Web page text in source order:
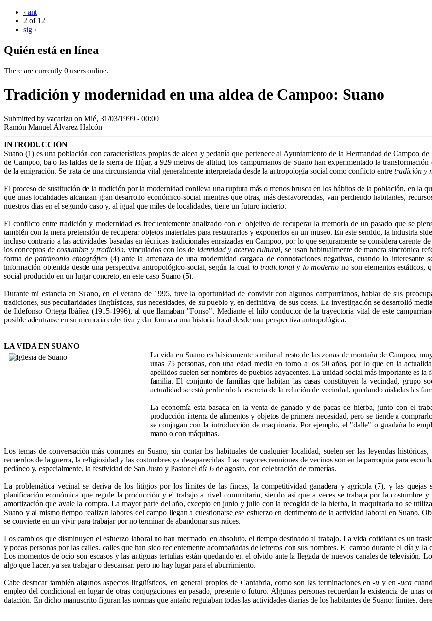
‹ ant
2 of 12
sig ›
Quién está en línea
There are currently 0 users online.
Tradición y modernidad en una aldea de Campoo: Suano
Submitted by vacarizu on Mié, 31/03/1999 - 00:00
Ramón Manuel Álvarez Halcón
INTRODUCCIÓN
Suano (1) es una población con características propias de aldea y pedanía que pertenece al Ayuntamiento de la Hermandad de Campoo
de Campoo, bajo las faldas de la sierra de Híjar, a 929 metros de altitud, los campurrianos de Suano han experimentado la
de la emigración. Se trata de una circunstancia vital generalmente interpretada desde la antropología social como conflicto entre tradición y
El proceso de sustitución de la tradición por la modernidad conlleva una ruptura más o menos brusca en los hábitos de la población, en la
que unas localidades alcanzan gran desarrollo económico-social mientras que otras, más desfavorecidas, van perdiendo habitantes,
nuestros días en el segundo caso y, al igual que miles de localidades, tiene un futuro incierto.
El conflicto entre tradición y modernidad es frecuentemente analizado con el objetivo de recuperar la memoria de un pasado que se
también con la mera pretensión de recuperar objetos materiales para restaurarlos y exponerlos en un museo. En este sentido, la industria
incluso contrario a las actividades basadas en técnicas tradicionales enraizadas en Campoo, por lo que seguramente se considera carente
los conceptos decostumbre y tradición, vinculados con los de identidad y acervo cultural, se usan habitualmente de manera sincrónica
forma de patrimonio etnográfico(4) ante la amenaza de una modernidad cargada de connotaciones negativas, cuando lo interesante
información obtenida desde una perspectiva antropológico-social, según la cual lo tradicional y lo moderno no son elementos estáticos,
social producido en un lugar concreto, en este caso Suano (5).
Durante mi estancia en Suano, en el verano de 1995, tuve la oportunidad de convivir con algunos campurrianos, hablar de sus
tradiciones, sus peculiaridades lingüísticas, sus necesidades, de su pueblo y, en definitiva, de sus cosas. La investigación se desarrolló
de Ildefonso Ortega Ibáñez (1915-1996), al que llamaban "Fonso". Mediante el hilo conductor de la trayectoria vital de este
posible adentrarse en su memoria colectiva y dar forma a una historia local desde una perspectiva antropológica.
LA VIDA EN SUANO
La vida en Suano es básicamente similar al resto de las zonas de montaña de Campoo,
unas 75 personas, con una edad media en torno a los 50 años, por lo que en la
apellidos suelen ser nombres de pueblos adyacentes. La unidad social más importante es
familia. El conjunto de familias que habitan las casas constituyen la vecindad, grupo
actualidad se está perdiendo la esencia de la relación de vecindad, quedando aisladas las
La economía esta basada en la venta de ganado y de pacas de hierba, junto con el
producción interna de alimentos y objetos de primera necesidad, pero se tiende a
se conjugan con la introducción de maquinaria. Por ejemplo, el "dalle" o guadaña lo
mano o con máquinas.
Los temas de conversación más comunes en Suano, sin contar los habituales de cualquier localidad, suelen ser las leyendas
recuerdos de la guerra, la religiosidad y las costumbres ya desaparecidas. Las mayores reuniones de vecinos son en la parroquia para
pedáneo y, especialmente, la festividad de San Justo y Pastor el día 6 de agosto, con celebración de romerías.
La problemática vecinal se deriva de los litigios por los límites de las fincas, la competitividad ganadera y agrícola (7), y las quejas
planificación económica que regule la producción y el trabajo a nivel comunitario, siendo así que a veces se trabaja por la costumbre
amortización que avale la compra. La mayor parte del año, excepto en junio y julio con la recogida de la hierba, la maquinaria no se
Suano y al mismo tiempo realizan labores del campo llegan a cuestionarse ese esfuerzo en detrimento de la actividad laboral en Suano.
se convierte en un vivir para trabajar por no terminar de abandonar sus raíces.
Los cambios que disminuyen el esfuerzo laboral no han mermado, en absoluto, el tiempo destinado al trabajo. La vida cotidiana es un
y pocas personas por las calles. calles que han sido recientemente acompañadas de letreros con sus nombres. El campo durante el día y
Los momentos de ocio son escasos y las antiguas tertulias están quedando en el olvido ante la llegada de nuevos canales de televisión.
algo que hacer, ya sea trabajar o descansar, pero no hay lugar para el aburrimiento.
Cabe destacar también algunos aspectos lingüísticos, en general propios de Cantabria, como son las terminaciones en -u y en -uca
empleo del condicional en lugar de otras conjugaciones en pasado, presente o futuro. Algunas personas recuerdan la existencia de unas
datación. En dicho manuscrito figuran las normas que antaño regulaban todas las actividades diarias de los habitantes de Suano: límites,